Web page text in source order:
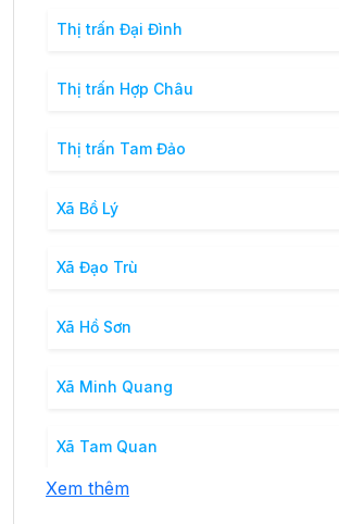
Thị trấn Đại Đình
Thị trấn Hợp Châu
Thị trấn Tam Đảo
Xã Bồ Lý
Xã Đạo Trù
Xã Hồ Sơn
Xã Minh Quang
Xã Tam Quan
Xem thêm